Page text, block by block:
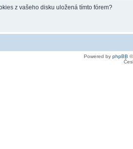
z vašeho disku uložená tímto fórem?
Powered by phpBB